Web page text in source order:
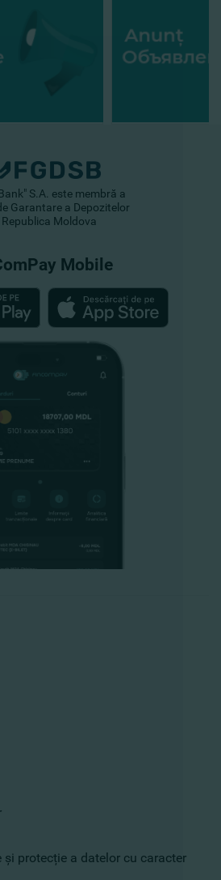
și protecție a datelor cu caracter
S.A. este membră a
Garantare a Depozitelor
Republica Moldova
Mobile